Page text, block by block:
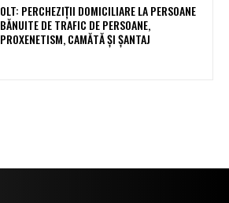
OLT: PERCHEZIŢII DOMICILIARE LA PERSOANE
BĂNUITE DE TRAFIC DE PERSOANE,
PROXENETISM, CAMĂTĂ ŞI ŞANTAJ